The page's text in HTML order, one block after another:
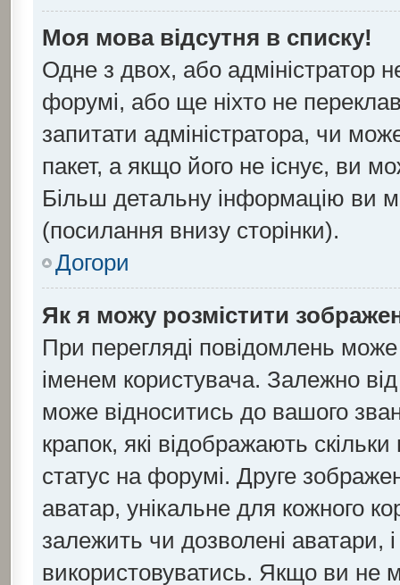
Моя мова відсутня в списку!
Одне з двох, або адміністратор
форумі, або ще ніхто не
запитати адміністратора, чи
пакет, а якщо його не існує, ви
Більш детальну інформацію ви
(посилання внизу сторінки).
Догори
Як я можу розмістити
При перегляді повідомлень
іменем користувача. Залежно
може відноситись до вашого
крапок, які відображають
статус на форумі. Друге
аватар, унікальне для кожного
залежить чи дозволені аватари,
використовуватись. Якщо ви не